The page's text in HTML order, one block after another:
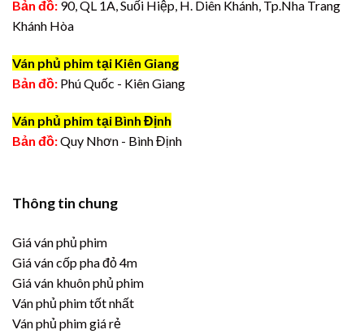
Bản đồ: 90, QL 1A, Suối Hiệp, H. Diên Khánh, Tp.Nha Trang
Khánh Hòa
Ván phủ phim tại Kiên Giang
Bản đồ: Phú Quốc - Kiên Giang
Ván phủ phim tại Bình Định
Bản đồ:Quy Nhơn - Bình Định
Thông tin chung
Giá ván phủ phim
Giá ván cốp pha đỏ 4m
Giá ván khuôn phủ phim
Ván phủ phim tốt nhất
Ván phủ phim giá rẻ